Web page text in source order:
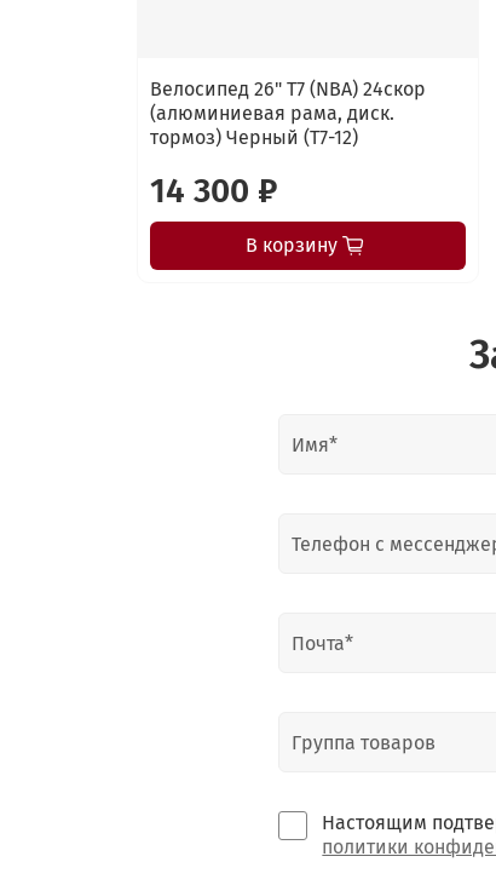
Велосипед 26" Т7 (NBA) 24скор
(алюминиевая рама, диск.
тормоз) Черный (T7-12)
14 300 ₽
В корзину
Настоящим
политики